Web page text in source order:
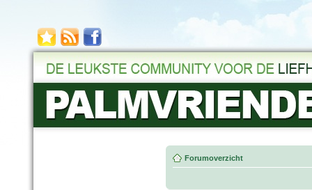
Forumoverzicht